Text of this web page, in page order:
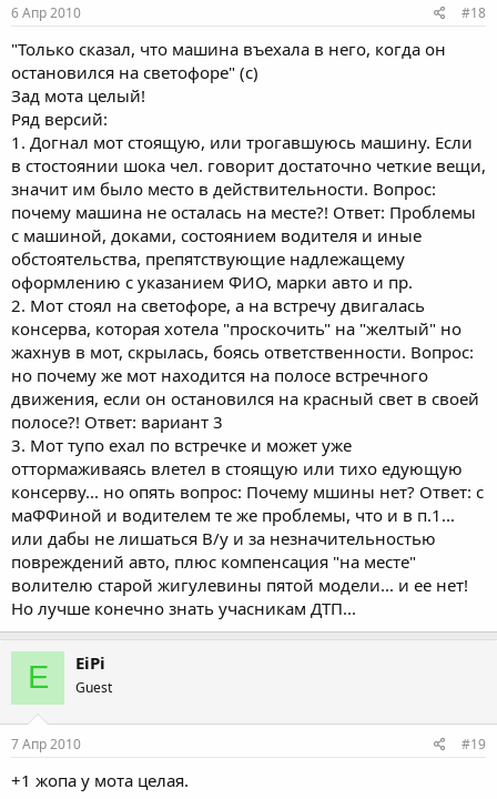
6 Апр 2010 #18
"Только сказал, что машина въехала в него, когда он
остановился на светофоре" (с)
Зад мота целый!
Ряд версий:
1. Догнал мот стоящую, или трогавшуюсь машину. Если
в стостоянии шока чел. говорит достаточно четкие вещи,
значит им было место в действительности. Вопрос:
почему машина не осталась на месте?! Ответ: Проблемы
с машиной, доками, состоянием водителя и иные
обстоятельства, препятствующие надлежащему
оформлению с указанием ФИО, марки авто и пр.
2. Мот стоял на светофоре, а на встречу двигалась
консерва, которая хотела "проскочить" на "желтый" но
жахнув в мот, скрылась, боясь ответственности. Вопрос:
но почему же мот находится на полосе встречного
движения, если он остановился на красный свет в своей
полосе?! Ответ: вариант 3
3. Мот тупо ехал по встречке и может уже
оттормаживаясь влетел в стоящую или тихо едующую
консерву... но опять вопрос: Почему мшины нет? Ответ: с
маФФиной и водителем те же проблемы, что и в п.1...
или дабы не лишаться В/у и за незначительностью
повреждений авто, плюс компенсация "на месте"
волителю старой жигулевины пятой модели... и ее нет!
Но лучше конечно знать учасникам ДТП...
E EiPi
Guest
7 Апр 2010 #19
+1 жопа у мота целая.